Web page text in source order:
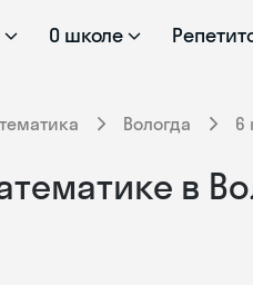
О школе
Вологда 6
в